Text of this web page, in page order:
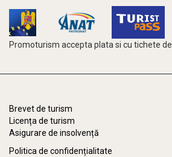
Promoturism accepta plata si cu tichete
Brevet de turism
Licența de turism
Asigurare de insolvență
Politica de confidențialitate